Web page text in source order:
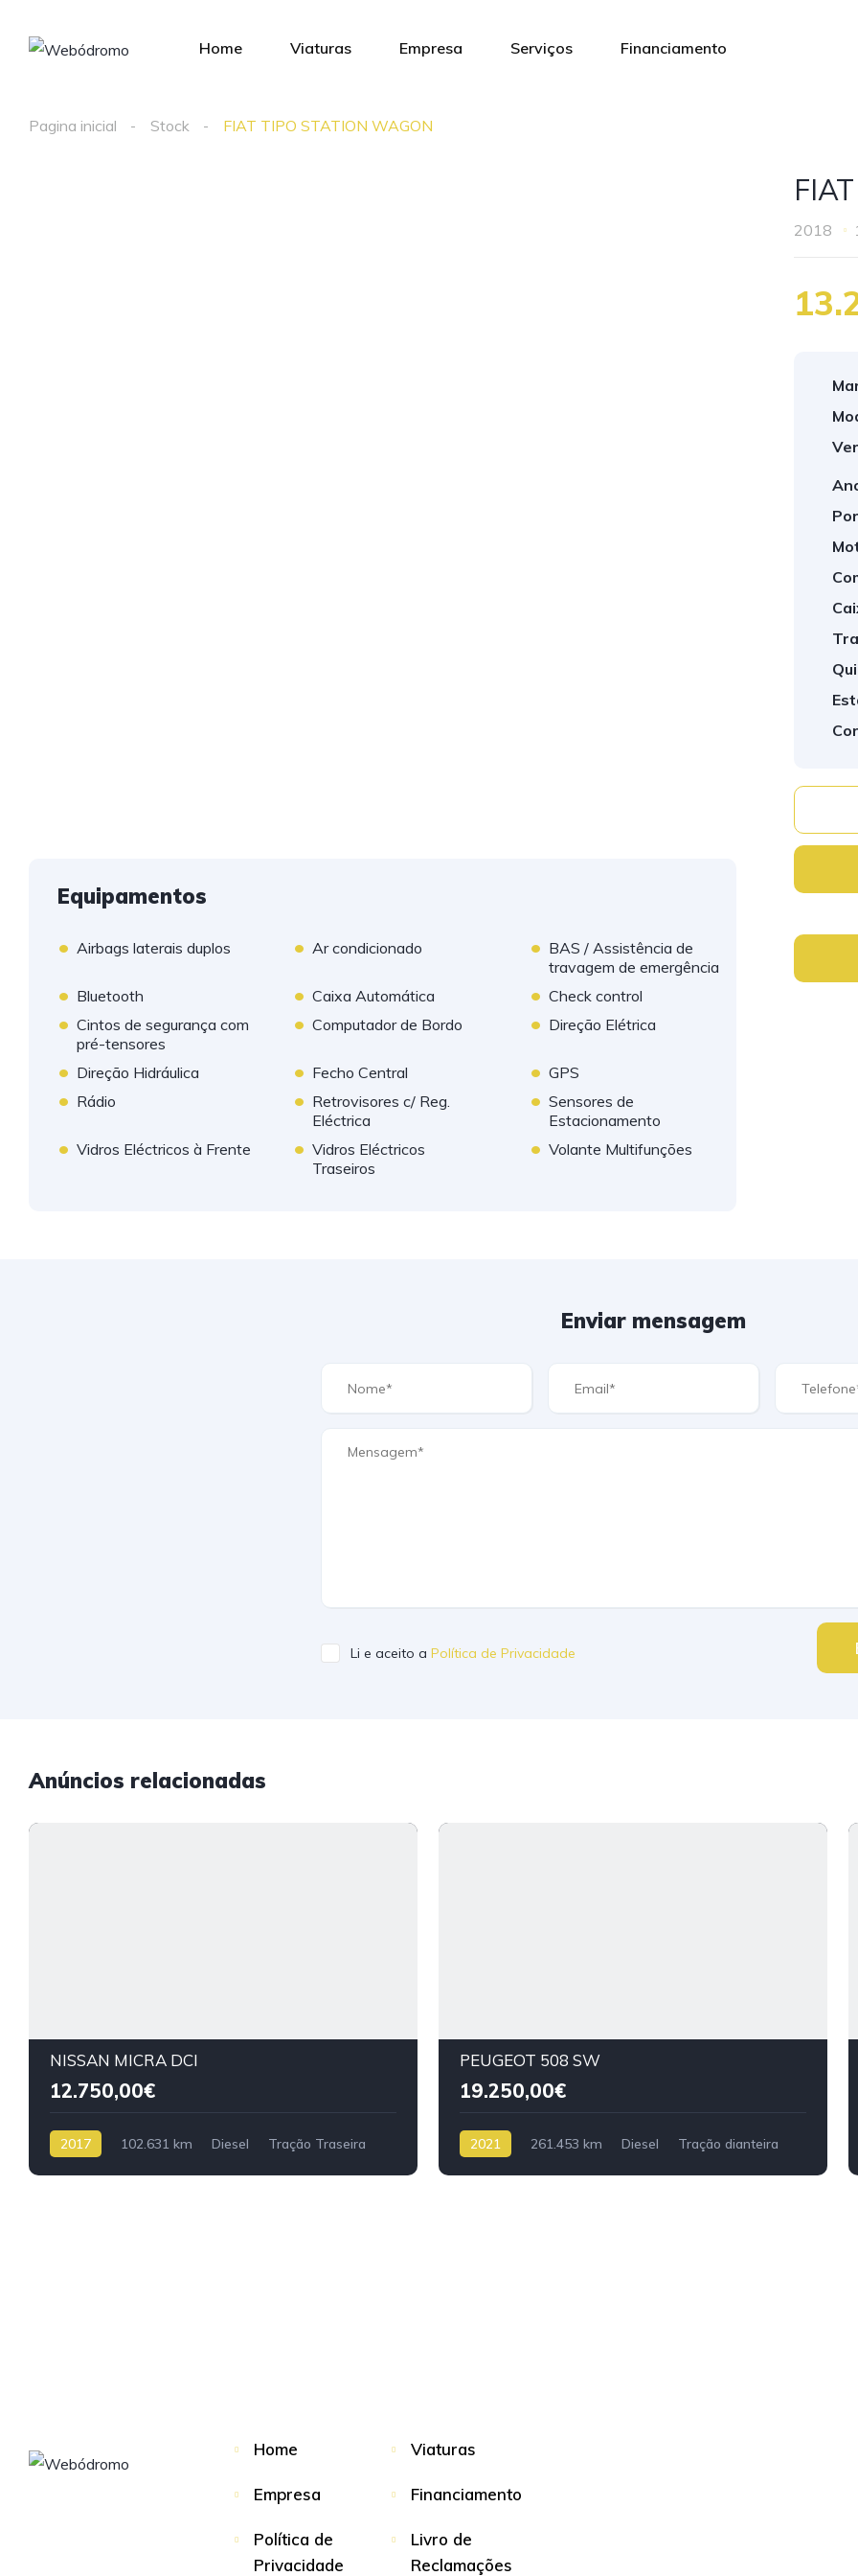
Home Viaturas Empresa Serviços Financiamento
Pagina inicial Stock FIAT TIPO STATION WAGON
Equipamentos
• Airbags laterais duplos • Ar condicionado • BAS / Assistência de
travagem de emergência
• Bluetooth • Caixa Automática • Check control
• Cintos de segurança com
pré-tensores
• Computador de Bordo • Direção Elétrica
• Direção Hidráulica • Fecho Central • GPS
• Rádio • Retrovisores c/ Reg.
Eléctrica
• Sensores de
Estacionamento
• Vidros Eléctricos à Frente • Vidros Eléctricos
Traseiros
• Volante Multifunções
2018
Enviar mensagem
Li e aceito a Política de Privacidade
Anúncios relacionadas
NISSAN MICRA DCI
12.750,00€
2017 102.631 km Diesel Tração Traseira
PEUGEOT 508 SW
19.250,00€
2021 261.453 km Diesel Tração dianteira
Home Viaturas
Empresa Financiamento
Política de
Privacidade
Livro de
Reclamações